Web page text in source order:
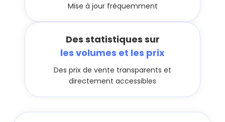
Mise à jour fréquemment
Des statistiques sur
les volumes et les prix
Des prix de vente transparents et
directement accessibles